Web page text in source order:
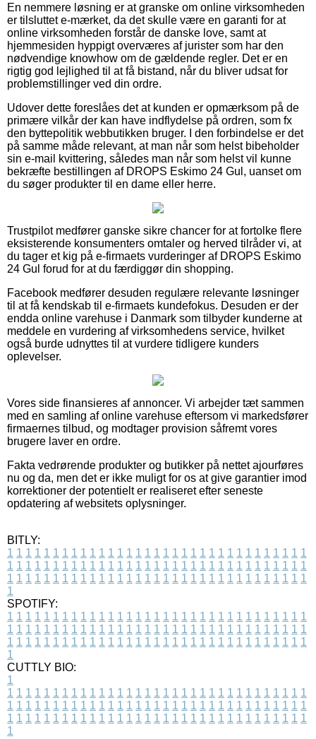
En nemmere løsning er at granske om online virksomheden
er tilsluttet e-mærket, da det skulle være en garanti for at
online virksomheden forstår de danske love, samt at
hjemmesiden hyppigt overværes af jurister som har den
nødvendige knowhow om de gældende regler. Det er en
rigtig god lejlighed til at få bistand, når du bliver udsat for
problemstillinger ved din ordre.
Udover dette foreslåes det at kunden er opmærksom på de
primære vilkår der kan have indflydelse på ordren, som fx
den byttepolitik webbutikken bruger. I den forbindelse er det
på samme måde relevant, at man når som helst bibeholder
sin e-mail kvittering, således man når som helst vil kunne
bekræfte bestillingen af DROPS Eskimo 24 Gul, uanset om
du søger produkter til en dame eller herre.
Trustpilot medfører ganske sikre chancer for at fortolke flere
eksisterende konsumenters omtaler og herved tilråder vi, at
du tager et kig på e-firmaets vurderinger af DROPS Eskimo
24 Gul forud for at du færdiggør din shopping.
Facebook medfører desuden regulære relevante løsninger
til at få kendskab til e-firmaets kundefokus. Desuden er der
endda online varehuse i Danmark som tilbyder kunderne at
meddele en vurdering af virksomhedens service, hvilket
også burde udnyttes til at vurdere tidligere kunders
oplevelser.
Vores side finansieres af annoncer. Vi arbejder tæt sammen
med en samling af online varehuse eftersom vi markedsfører
firmaernes tilbud, og modtager provision såfremt vores
brugere laver en ordre.
Fakta vedrørende produkter og butikker på nettet ajourføres
nu og da, men det er ikke muligt for os at give garantier imod
korrektioner der potentielt er realiseret efter seneste
opdatering af websitets oplysninger.
BITLY:
1 1 1 1 1 1 1 1 1 1 1 1 1 1 1 1 1 1 1 1 1 1 1 1 1 1 1 1 1 1 1 1 1
1 1 1 1 1 1 1 1 1 1 1 1 1 1 1 1 1 1 1 1 1 1 1 1 1 1 1 1 1 1 1 1 1
1 1 1 1 1 1 1 1 1 1 1 1 1 1 1 1 1 1 1 1 1 1 1 1 1 1 1 1 1 1 1 1 1
1
SPOTIFY:
1 1 1 1 1 1 1 1 1 1 1 1 1 1 1 1 1 1 1 1 1 1 1 1 1 1 1 1 1 1 1 1 1
1 1 1 1 1 1 1 1 1 1 1 1 1 1 1 1 1 1 1 1 1 1 1 1 1 1 1 1 1 1 1 1 1
1 1 1 1 1 1 1 1 1 1 1 1 1 1 1 1 1 1 1 1 1 1 1 1 1 1 1 1 1 1 1 1 1
1
CUTTLY BIO:
1
1 1 1 1 1 1 1 1 1 1 1 1 1 1 1 1 1 1 1 1 1 1 1 1 1 1 1 1 1 1 1 1 1
1 1 1 1 1 1 1 1 1 1 1 1 1 1 1 1 1 1 1 1 1 1 1 1 1 1 1 1 1 1 1 1 1
1 1 1 1 1 1 1 1 1 1 1 1 1 1 1 1 1 1 1 1 1 1 1 1 1 1 1 1 1 1 1 1 1
1